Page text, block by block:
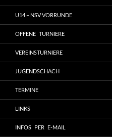
U14 – NSV VORRUNDE
OFFENE TURNIERE
VEREINSTURNIERE
JUGENDSCHACH
TERMINE
LINKS
INFOS PER E-MAIL